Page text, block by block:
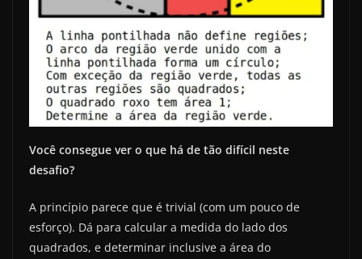
Você consegue ver o que há de tão difícil neste
desafio?
A princípio parece que é trivial (com um pouco de
esforço). Dá para calcular a medida do lado dos
quadrados, e determinar inclusive a área do